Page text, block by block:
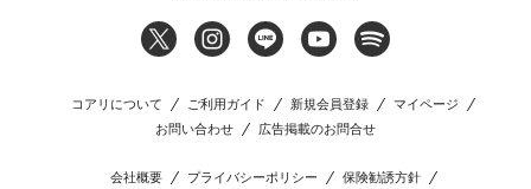
コアリについて ご利用ガイド 新規会員登録
マイページ
お問い合わせ
広告掲載のお問合せ
会社概要 プライバシーポリシー
保険勧誘方針